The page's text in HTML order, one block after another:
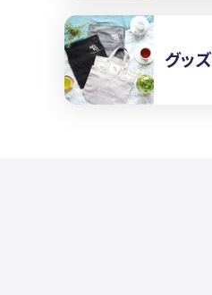
グッズ